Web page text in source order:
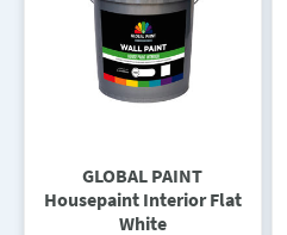
GLOBAL PAINT
Housepaint Interior Flat
White